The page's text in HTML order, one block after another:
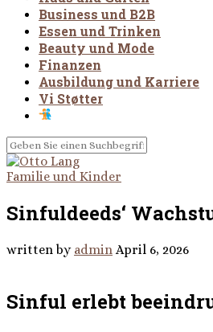
Business und B2B
Essen und Trinken
Beauty und Mode
Finanzen
Ausbildung und Karriere
Vi Støtter
Familie und Kinder
Sinfuldeeds‘
written by admin April 6, 2026
Sinful erlebt